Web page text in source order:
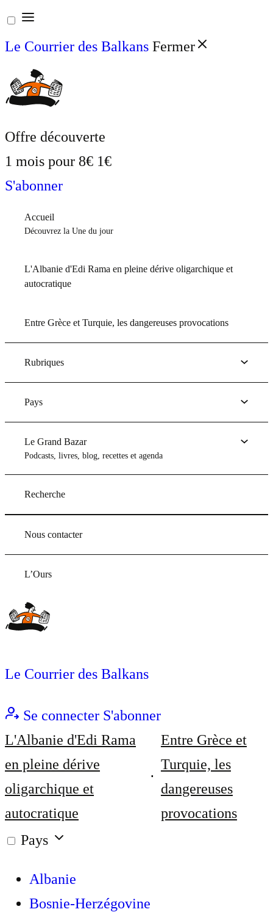
Aller
au
contenu
Le Courrier des Balkans Fermer
Offre découverte
1 mois pour 8€ 1€
S'abonner
Accueil
Découvrez la Une du jour
L'Albanie d'Edi Rama en pleine dérive oligarchique et
autocratique
Entre Grèce et Turquie, les dangereuses provocations
Rubriques
Pays
Le Grand Bazar
Podcasts, livres, blog, recettes et agenda
Recherche
Nous contacter
L’Ours
Le Courrier des Balkans
Se connecter S'abonner
L'Albanie d'Edi Rama
en pleine dérive
oligarchique et
autocratique
Entre Grèce et
Turquie, les
dangereuses
provocations
Pays
Albanie
Bosnie-Herzégovine